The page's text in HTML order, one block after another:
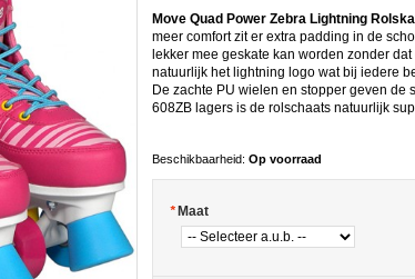
Move Quad Power Zebra Lightning
meer comfort zit er extra padding in de
lekker mee geskate kan worden zonder
natuurlijk het lightning logo wat bij iedere
De zachte PU wielen en stopper geven de
608ZB lagers is de rolschaats natuurlijk
Beschikbaarheid: Op voorraad
* Maat